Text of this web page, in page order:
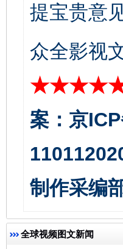
提宝贵意
众全影视
案：京
制作采编
全球视频图文新闻